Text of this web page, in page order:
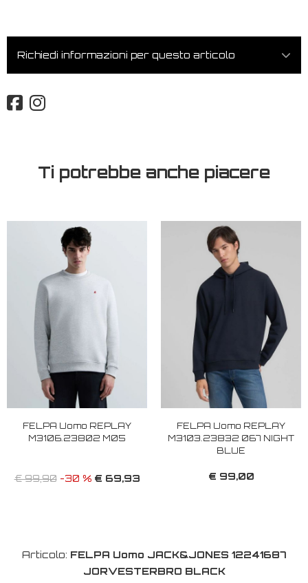
Richiedi informazioni per questo articolo
Ti potrebbe anche piacere
FELPA Uomo REPLAY
M3106.23802 M05
€ 99,90-30 % € 69,93
FELPA Uomo REPLAY
M3103.23832 067 NIGHT
BLUE
€ 99,00
Articolo: FELPA Uomo JACK&JONES 12241687
JORVESTERBRO BLACK